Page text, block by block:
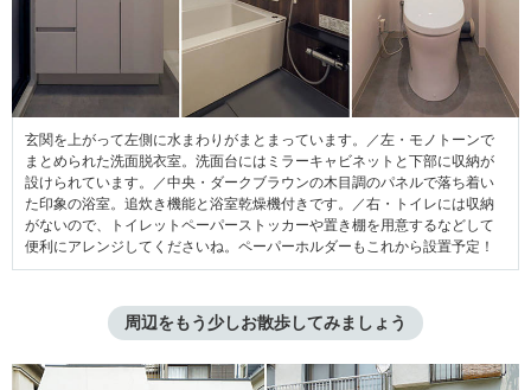
玄関を上がって左側に水まわりがまとまっています。／左・モノトーンで
まとめられた洗面脱衣室。洗面台にはミラーキャビネットと下部に収納が
設けられています。／中央・ダークブラウンの木目調のパネルで落ち着い
た印象の浴室。追炊き機能と浴室乾燥機付きです。／右・トイレには収納
がないので、トイレットペーパーストッカーや置き棚を用意するなどして
便利にアレンジしてくださいね。ペーパーホルダーもこれから設置予定！
周辺をもう少しお散歩してみましょう